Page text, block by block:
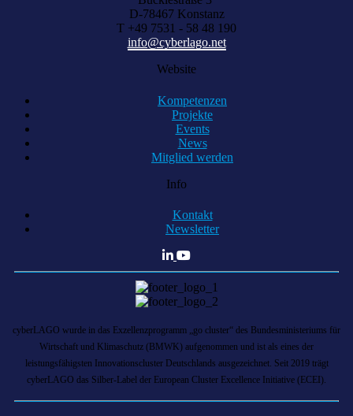
D-78467 Konstanz
T +49 7531 - 58 48 190
info@cyberlago.net
Website
Kompetenzen
Projekte
Events
News
Mitglied werden
Info
Kontakt
Newsletter
cyberLAGO wurde in das Exzellenzprogramm „go cluster“ des Bundesministeriums für
Wirtschaft und Klimaschutz (BMWK) aufgenommen und ist als eines der
leistungsfähigsten Innovationscluster Deutschlands ausgezeichnet. Seit 2019 trägt
cyberLAGO das Silber-Label der European Cluster Excellence Initiative (ECEI).